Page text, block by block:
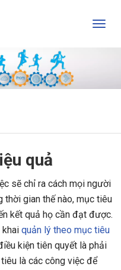
quả
sẽ chỉ ra cách mọi người
thời gian thế nào, mục tiêu
kết quả họ cần đạt được.
khaiquản lý theo mục tiêu
kiện tiên quyết là phải
là các công việc để